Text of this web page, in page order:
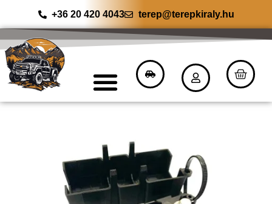
+36 20 420 4043 terep@terepkiraly.hu